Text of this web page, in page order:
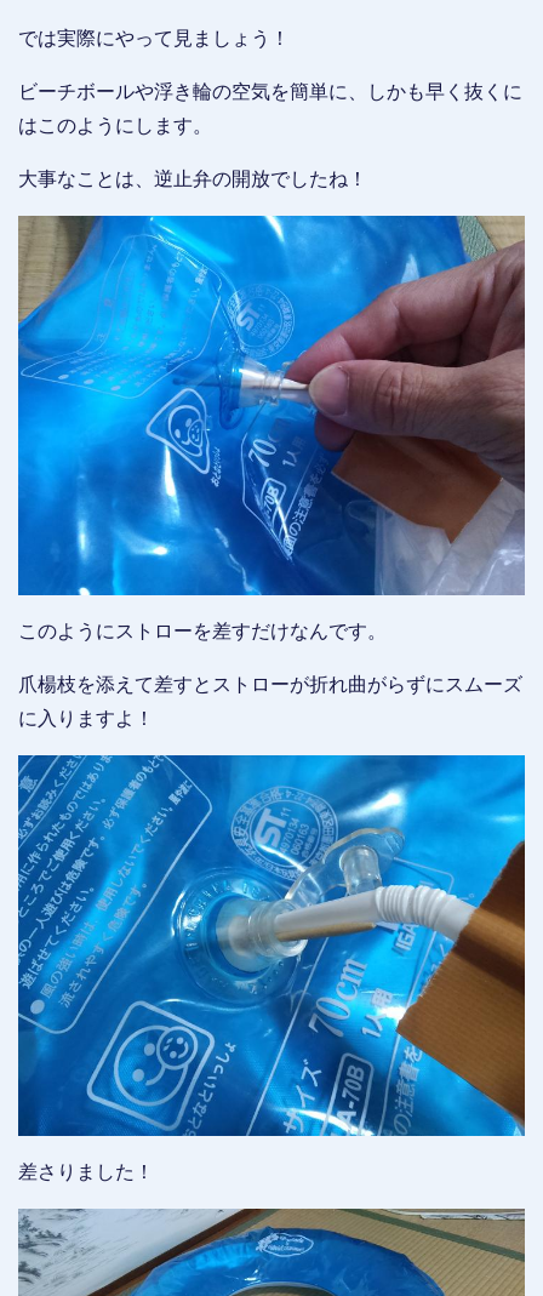
では実際にやって見ましょう！
ビーチボールや浮き輪の空気を簡単に、しかも早く抜くに
はこのようにします。
大事なことは、逆止弁の開放でしたね！
このようにストローを差すだけなんです。
爪楊枝を添えて差すとストローが折れ曲がらずにスムーズ
に入りますよ！
差さりました！